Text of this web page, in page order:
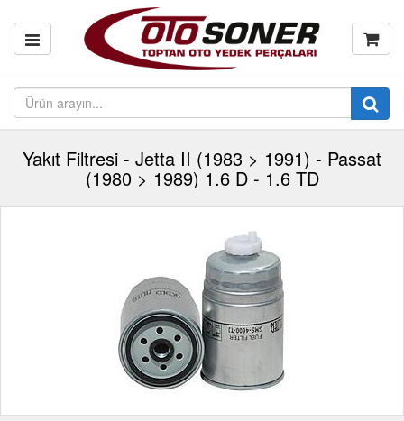
Yakıt Filtresi - Jetta II (1983 > 1991) - Passat
(1980 > 1989) 1.6 D - 1.6 TD